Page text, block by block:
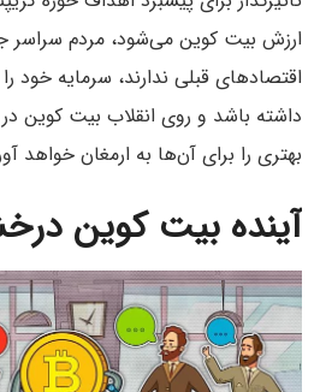
ارزش بیت کوین می‌شود، مردم سراسر
اقتصادهای قبلی ندارند، سرمایه خود
داشته باشد و روی انقلاب بیت کوین
بهتری را برای آن‌ها به ارمغان خواهد
آینده بیت کوین